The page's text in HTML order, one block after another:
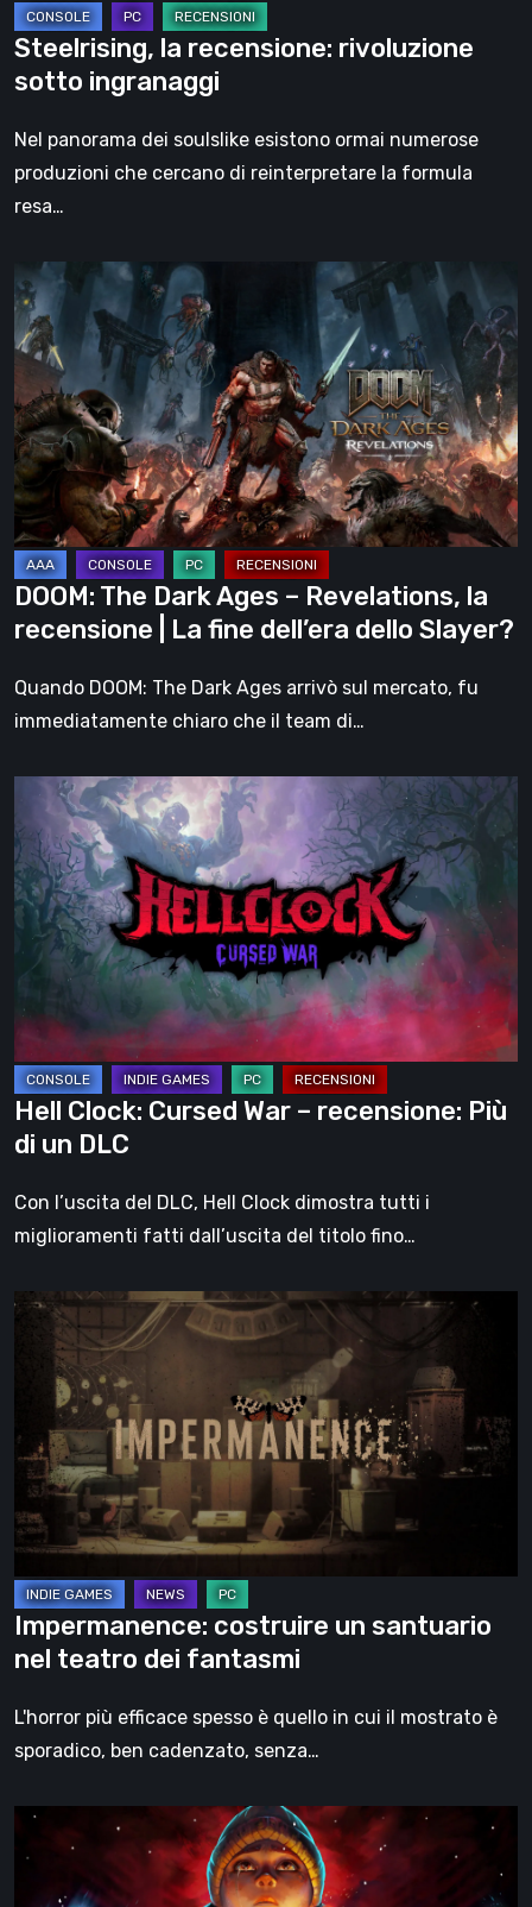
Steelrising, la recensione: rivoluzione
sotto ingranaggi
Nel panorama dei soulslike esistono ormai numerose
produzioni che cercano di reinterpretare la formula
resa…
DOOM:
The
Dark
Ages
–
Revelations,
la
recensione
|
La
fine
dell’era
dello
Slayer?
DOOM: The Dark Ages – Revelations, la
recensione | La fine dell’era dello Slayer?
Quando DOOM: The Dark Ages arrivò sul mercato, fu
immediatamente chiaro che il team di…
Clock:
Cursed
War
–
recensione:
di
un
DLC
Hell Clock: Cursed War – recensione: Più
di un DLC
Con l’uscita del DLC, Hell Clock dimostra tutti i
miglioramenti fatti dall’uscita del titolo fino…
Impermanence:
costruire
santuario
nel
teatro
dei
fantasmi
Impermanence: costruire un santuario
nel teatro dei fantasmi
L'horror più efficace spesso è quello in cui il mostrato è
sporadico, ben cadenzato, senza…
Hollow
Home